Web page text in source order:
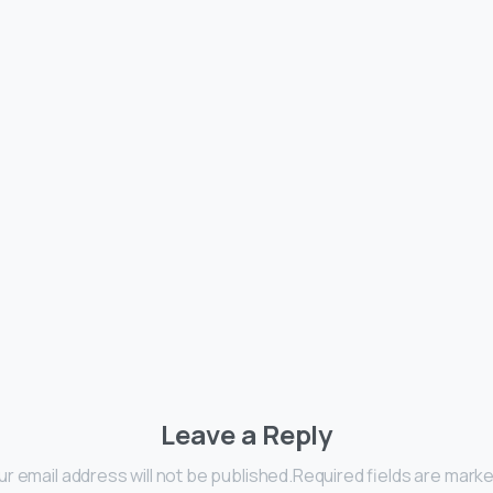
Leave a Reply
email address will not be published.Required fields are